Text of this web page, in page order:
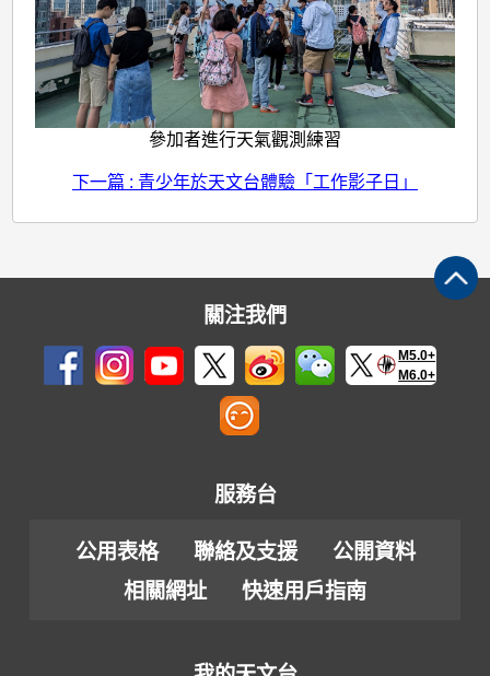
參加者進行天氣觀測練習
下一篇 : 青少年於天文台體驗「工作影子日」
關注我們
M5.0+
M6.0+
服務台
公用表格 聯絡及支援
公開資料
相關網址
快速用戶指南